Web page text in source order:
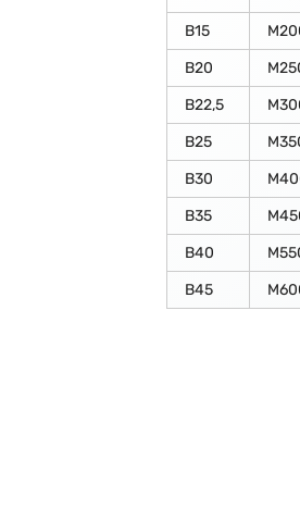
В15
В20
В22,5
В25
В30
В35
В40
В45